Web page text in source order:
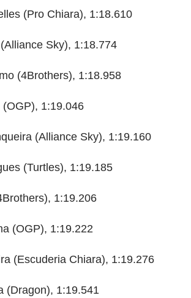
(Pro Chiara), 1:18.610
Sky), 1:18.774
(4Brothers), 1:18.958
1:19.046
(Alliance Sky), 1:19.160
(Turtles), 1:19.185
1:19.206
(OGP), 1:19.222
(Escuderia Chiara), 1:19.276
(Dragon), 1:19.541